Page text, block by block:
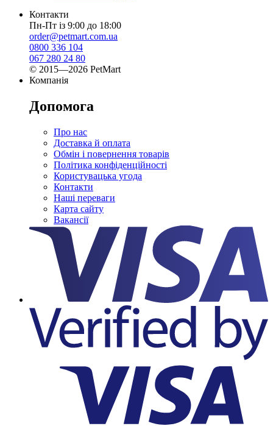
Контакти
Пн-Пт із 9:00 до 18:00
order@petmart.com.ua
0800 336 104
067 280 24 80
© 2015—2026 PetMart
Компанія
Допомога
Про нас
Доставка й оплата
Обмін і повернення товарів
Політика конфіденційності
Користувацька угода
Контакти
Наші переваги
Карта сайту
Вакансії